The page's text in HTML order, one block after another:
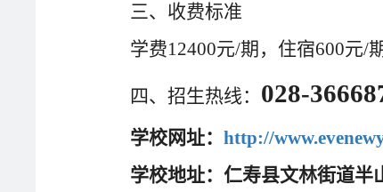
三、收费标准
学费12400元/期，住宿600元/
四、招生热线： 028-
学校网址：http://
学校地址：仁寿县文林街道半